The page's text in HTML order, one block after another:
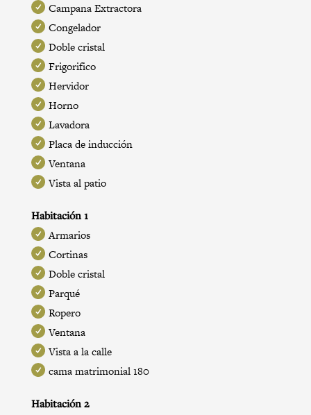
Campana Extractora
Congelador
Doble cristal
Frigorifico
Hervidor
Horno
Lavadora
Placa de inducción
Ventana
Vista al patio
Habitación 1
Armarios
Cortinas
Doble cristal
Parqué
Ropero
Ventana
Vista a la calle
cama matrimonial 180
Habitación 2